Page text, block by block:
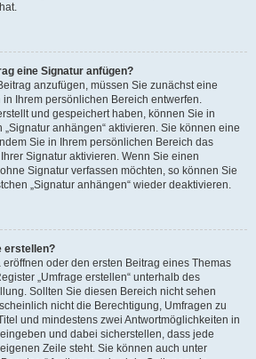
eine Signatur anfügen?
anzufügen, müssen Sie zunächst eine
Ihrem persönlichen Bereich entwerfen.
und gespeichert haben, können Sie in
anhängen“ aktivieren. Sie können eine
Sie in Ihrem persönlichen Bereich das
Signatur aktivieren. Wenn Sie einen
Signatur verfassen möchten, so können Sie
„Signatur anhängen“ wieder deaktivieren.
erstellen?
oder den ersten Beitrag eines Themas
„Umfrage erstellen“ unterhalb des
Sollten Sie diesen Bereich nicht sehen
nicht die Berechtigung, Umfragen zu
und mindestens zwei Antwortmöglichkeiten in
und dabei sicherstellen, dass jede
Zeile steht. Sie können auch unter